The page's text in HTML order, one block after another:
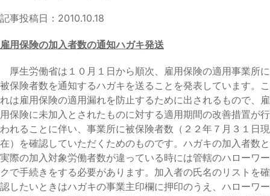
記事投稿日：2010.10.18
雇用保険の加入者数の通知ハガキ発送
厚生労働省は１０月１日から順次、雇用保険の適用事業所に
被保険者数を通知するハガキを送ることを発表しています。こ
れは雇用保険の適用漏れを防止するために出されるもので、雇
用保険に未加入とされたものに対する適用期間の改善措置が行
われることに伴い、事業所に被保険者数（２２年７月３１日現
在）を確認していただくためのものです。ハガキの加入者数と
実際の加入対象労働者数が違っている時には管轄のハローワー
クで手続きをする必要があります。加入者の氏名のリストを確
認したいときはハガキの事業主印欄に押印のうえ、ハローワー